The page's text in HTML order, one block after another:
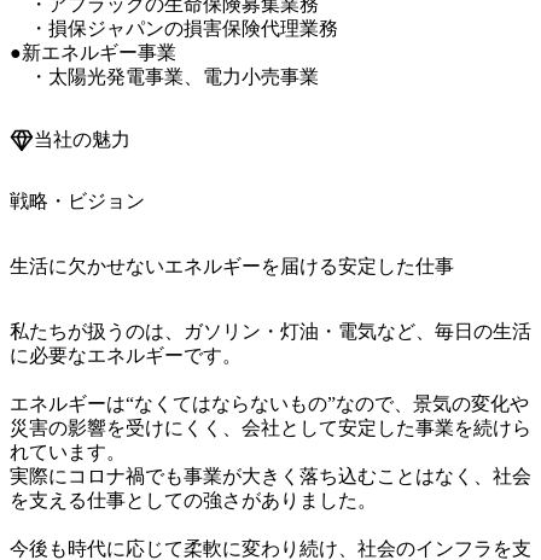
・アフラックの生命保険募集業務
・損保ジャパンの損害保険代理業務
●新エネルギー事業
・太陽光発電事業、電力小売事業
当社の魅力
戦略・ビジョン
生活に欠かせないエネルギーを届ける安定した仕事
私たちが扱うのは、ガソリン・灯油・電気など、毎日の生活
に必要なエネルギーです。
エネルギーは“なくてはならないもの”なので、景気の変化や
災害の影響を受けにくく、会社として安定した事業を続けら
れています。
実際にコロナ禍でも事業が大きく落ち込むことはなく、社会
を支える仕事としての強さがありました。
今後も時代に応じて柔軟に変わり続け、社会のインフラを支